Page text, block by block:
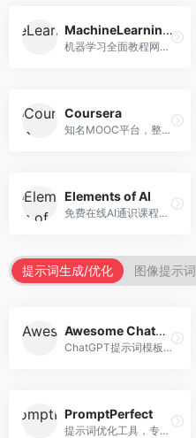
MachineLearningMastery
机器学习全面教程网站，专注于实用技能教学。面向开发者，提供机器学习算法、Python实现、项目实战等教程，实用性强。
Coursera
知名MOOC平台，整合全球顶尖大学课程资源。面向学习者，提供AI、机器学习、深度学习等课程，证书认可度高，课程质量专业。
Elements of AI
免费在线AI通识课程，专注于AI基础知识普及。面向普通大众，提供AI概念、原理、应用等入门知识，语言通俗易懂。
提示词生成/优化 图像提示词
Awesome ChatGPT Prompts
ChatGPT提示词模板库，专注于实用提示词收集。面向ChatGPT用户，提供提示词模板、使用场景、效果展示等资源，模板实用性强。
PromptPerfect
提示词优化工具，专注于提示词质量提升。面向AI用户，提供提示词优化、效果测试、版本对比等服务，提示词优化专业。